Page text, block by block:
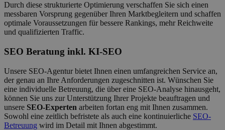
Durch diese strukturierte Optimierung verschaffen Sie sich einen
messbaren Vorsprung gegenüber Ihren Marktbegleitern und schaffen
optimale Voraussetzungen für bessere Rankings, mehr Reichweite
und qualifizierten Traffic.
SEO Beratung inkl. KI-SEO
Unsere SEO-Agentur bietet Ihnen einen umfangreichen Service an,
der genau an Ihre Anforderungen zugeschnitten ist. Wünschen Sie
eine individuelle Betreuung, die über eine SEO-Analyse hinausgeht,
können Sie uns zur Unterstützung Ihrer Projekte beauftragen und
unsere SEO-Experten arbeiten fortan eng mit Ihnen zusammen.
Sowohl eine zeitlich befristete als auch eine kontinuierliche SEO-
Betreuung wird im Detail mit Ihnen abgestimmt.